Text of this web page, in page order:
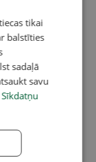
tikai
balstīties
sadaļā
savu
Sīkdatņu